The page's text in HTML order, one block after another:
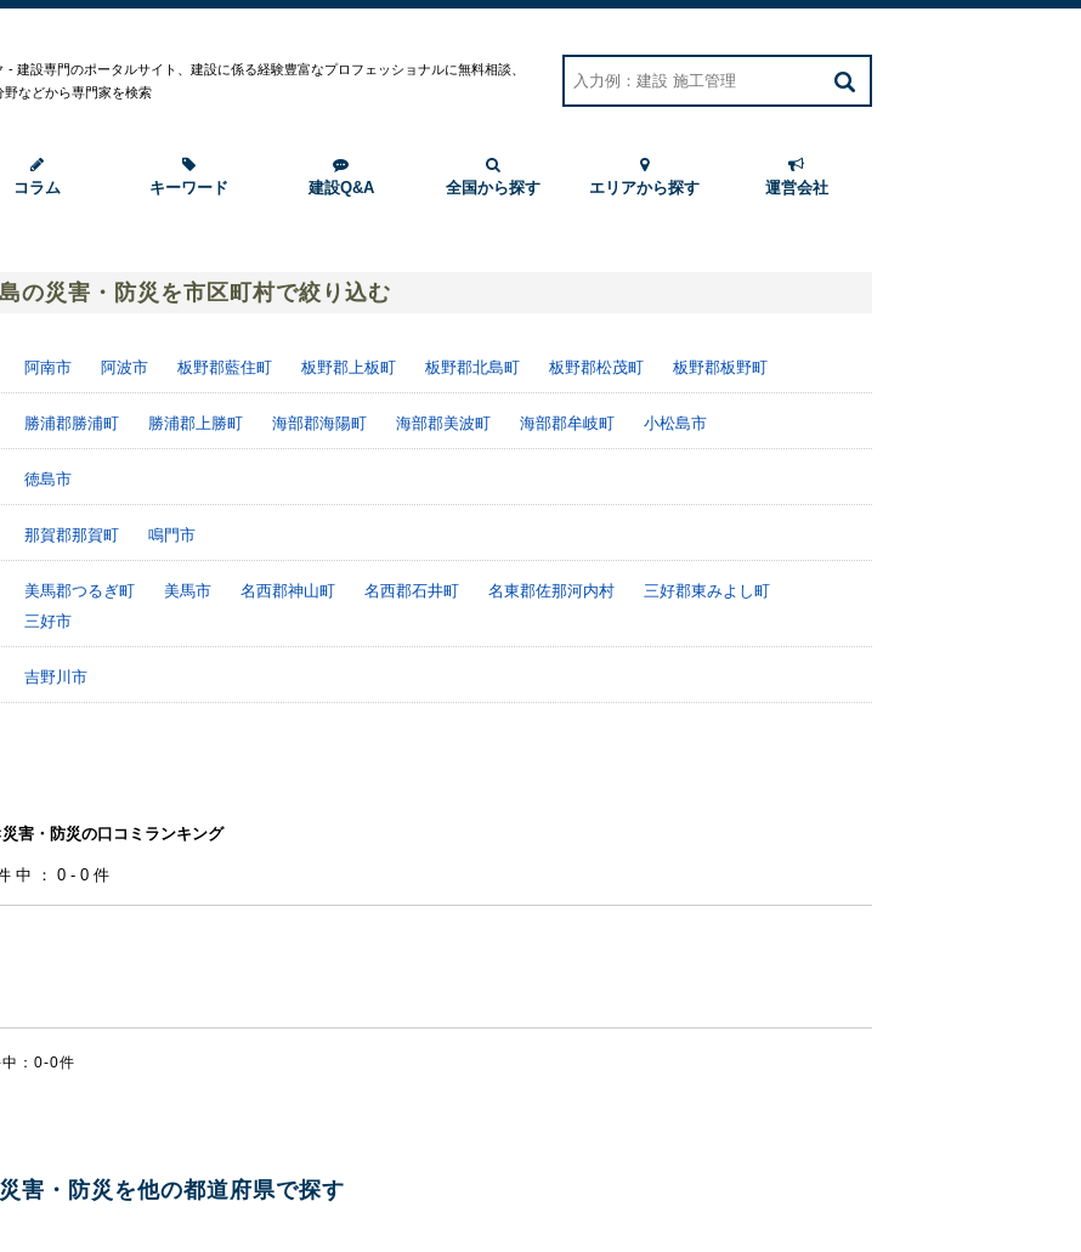
- 建設専門のポータルサイト、建設に係る経験豊富なプロフェッショナルに無料相談、
野などから専門家を検索
コラム キーワード 建設Q&A 全国から探す エリアから探す 運営会社
の災害・防災を市区町村で絞り込む
阿南市 阿波市 板野郡藍住町 板野郡上板町 板野郡北島町 板野郡松茂町 板野郡板野町
勝浦郡勝浦町 勝浦郡上勝町 海部郡海陽町 海部郡美波町 海部郡牟岐町 小松島市
徳島市
那賀郡那賀町 鳴門市
美馬郡つるぎ町 美馬市 名西郡神山町 名西郡石井町 名東郡佐那河内村
三好郡東みよし町
三好市
吉野川市
害・防災の口コミランキング
中：0-0件
：0-0件
災害・防災を他の都道府県で探す